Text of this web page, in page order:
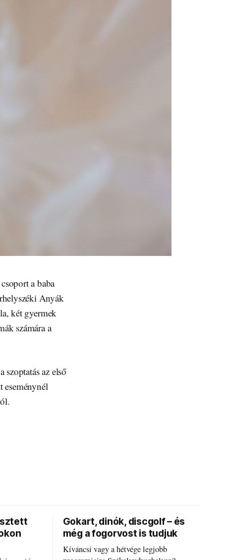
a baba
Anyák
két gyermek
számára a
szoptatás az első
eseménynél
Gokart, dinók, discgolf – és
még a fogorvost is tudjuk
Kíváncsi vagy a hétvége legjobb